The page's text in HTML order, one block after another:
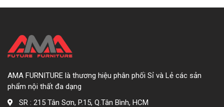
AMA FURNITURE là thương hiệu phân phối Sỉ và Lẻ các sản
phẩm nội thất đa dạng
SR : 215 Tân Sơn, P.15, Q.Tân Bình, HCM